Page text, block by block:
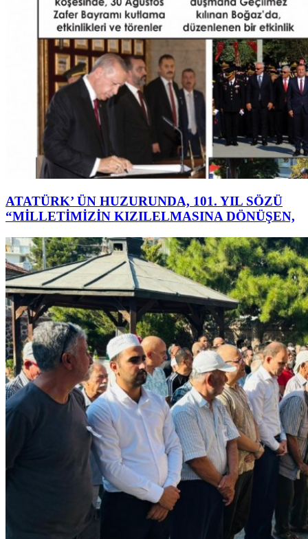
ATATÜRK’ ÜN HUZURUNDA, 101. YIL SÖZÜ
“MİLLETİMİZİN KIZILELMASINA DÖNÜŞEN,